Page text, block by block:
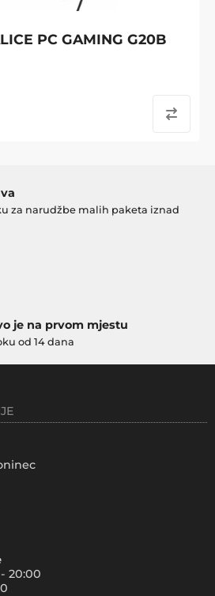
PC GAMING G20B
za narudžbe malih paketa iznad
je na prvom mjestu
od 14 dana
20:00